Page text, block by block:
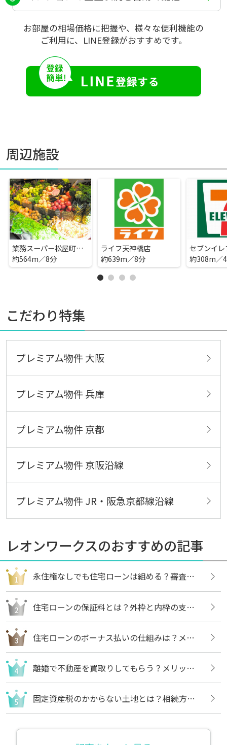
お部屋の相場価格に把握や、様々な便利機能の
ご利用に、LINE登録がおすすめです。
周辺施設
業務スーパー松屋町筋本町橋店
約564m／8分
ライフ天神橋店
約639m／8分
約308m／
こだわり特集
プレミアム物件 大阪
プレミアム物件 兵庫
プレミアム物件 京都
プレミアム物件 京阪沿線
プレミアム物件 JR・阪急京都線沿線
レオンワークスのおすすめの記事
永住権なしでも住宅ローンは組める？審査内容や借りる方法についても解説
住宅ローンの保証料とは？外枠と内枠の支払い方法や違いについても解説
住宅ローンのボーナス払いの仕組みは？メリットや注意点についても解説
離婚で不動産を買取りしてもらう？メリットや売却の流れについても解説
固定資産税のかからない土地とは？相続方法や不要な場合の処分方法も解説